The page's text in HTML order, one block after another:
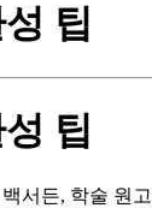
팁
팁
든, 학술 원